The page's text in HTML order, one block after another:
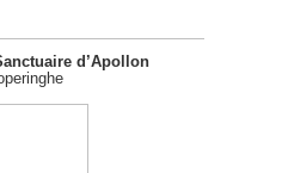
d’Apollon